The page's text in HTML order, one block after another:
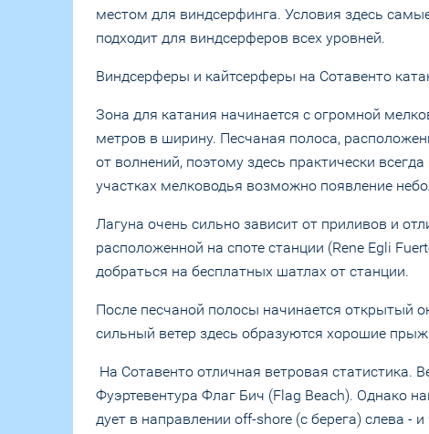
местом для виндсерфинга. Условия здесь
подходит для виндсерферов всех уровней.
Виндсерферы и кайтсерферы на Сотавенто
Зона для катания начинается с огромной
метров в ширину. Песчаная полоса,
от волнений, поэтому здесь практически
участках мелководья возможно появление
Лагуна очень сильно зависит от приливов и
расположенной на споте станции (Rene Egli
добраться на бесплатных шатлах от станции.
После песчаной полосы начинается открытый
сильный ветер здесь образуются хорошие
На Сотавенто отличная ветровая статистика.
Фуэртевентура Флаг Бич (Flag Beach). Однако
дует в направлении off-shore (с берега) слева -